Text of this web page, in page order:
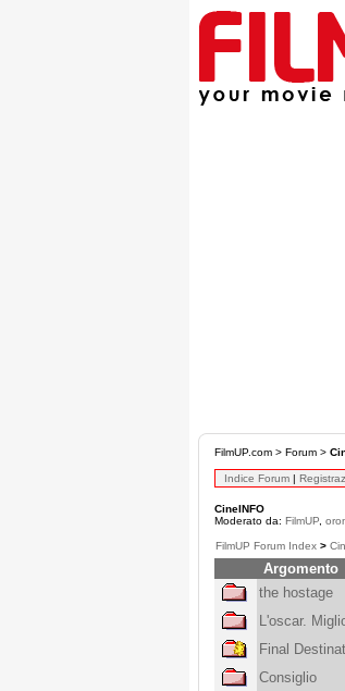
FilmUP.com > Forum >
Indice Forum |
CineINFO
Moderato da: FilmUP
FilmUP Forum Index >
Argomento
the hostage
L'oscar.
Final
Consiglio